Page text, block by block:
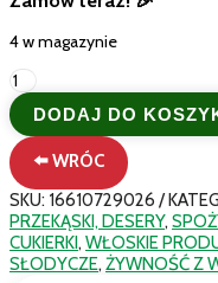
4 w magazynie
ilość
Ambrosoli
Frugelè
Żelki
Owocowe
150g
-
Włoskie
Żelki
z
DODAJ DO
⬅️ WRÓC
SKU: 16610729026
PRZEKĄSKI, DESERY,
CUKIERKI, WŁOSKIE
SŁODYCZE,ŻYWNOŚĆ Z